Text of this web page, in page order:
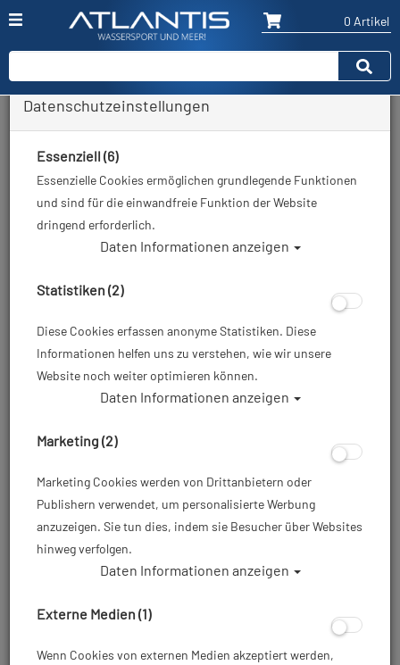
0 Artikel
Zurück
Artikelnr.: sts-888914
Datenschutzeinstellungen
Essenziell (6)
Essenzielle Cookies ermöglichen grundlegende Funktionen
und sind für die einwandfreie Funktion der Website
dringend erforderlich.
Daten Informationen anzeigen
Statistiken (2)
Diese Cookies erfassen anonyme Statistiken. Diese
Informationen helfen uns zu verstehen, wie wir unsere
Website noch weiter optimieren können.
Daten Informationen anzeigen
Marketing (2)
Marketing Cookies werden von Drittanbietern oder
Publishern verwendet, um personalisierte Werbung
anzuzeigen. Sie tun dies, indem sie Besucher über Websites
hinweg verfolgen.
Daten Informationen anzeigen
Externe Medien (1)
Wenn Cookies von externen Medien akzeptiert werden,